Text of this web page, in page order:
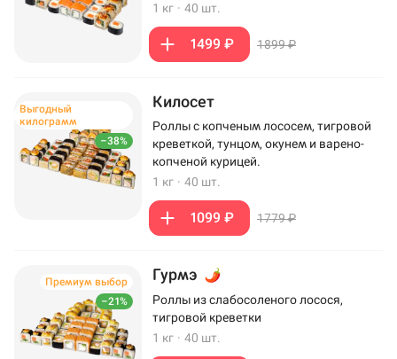
1 кг · 40 шт.
1499 ₽ 1899 ₽
–38%
Выгодный
килограмм
Килосет
Роллы с копченым лососем, тигровой
креветкой, тунцом, окунем и варено-
копченой курицей.
1 кг · 40 шт.
1099 ₽ 1779 ₽
–21%
Премиум выбор Гурмэ
Роллы из слабосоленого лосося,
тигровой креветки
1 кг · 40 шт.